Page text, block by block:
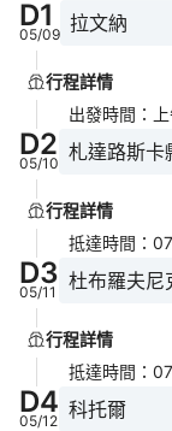
D1
05/09 拉文納
行程詳情
出發時間 ：
D2
05/10 札達路斯卡
行程詳情
抵達時間 ：
D3
05/11 杜布羅夫尼
行程詳情
抵達時間 ：
D4
05/12 科托爾